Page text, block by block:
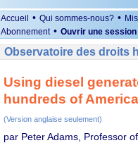
Accueil • Qui sommes-nous? •
Abonnement • Ouvrir une session
Observatoire des droits
Using diesel
hundreds of
(Version anglaise seulement)
par Peter Adams, Professor